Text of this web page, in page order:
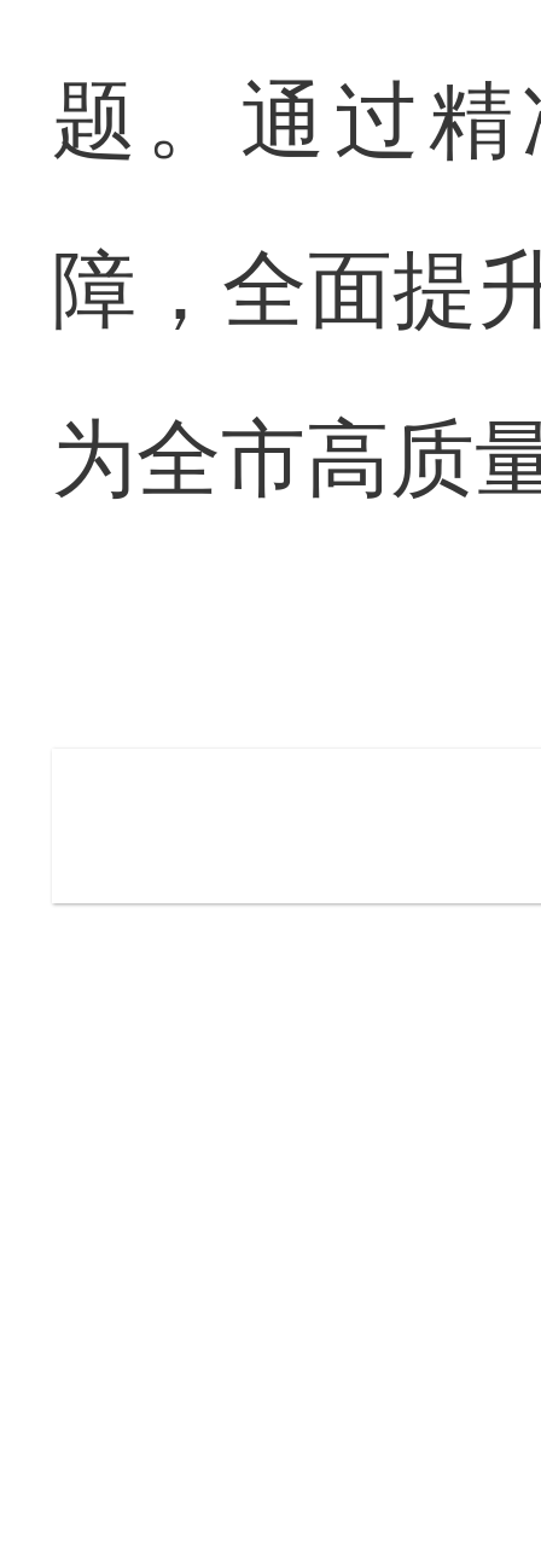
题。通过
障，全面提
为全市高质